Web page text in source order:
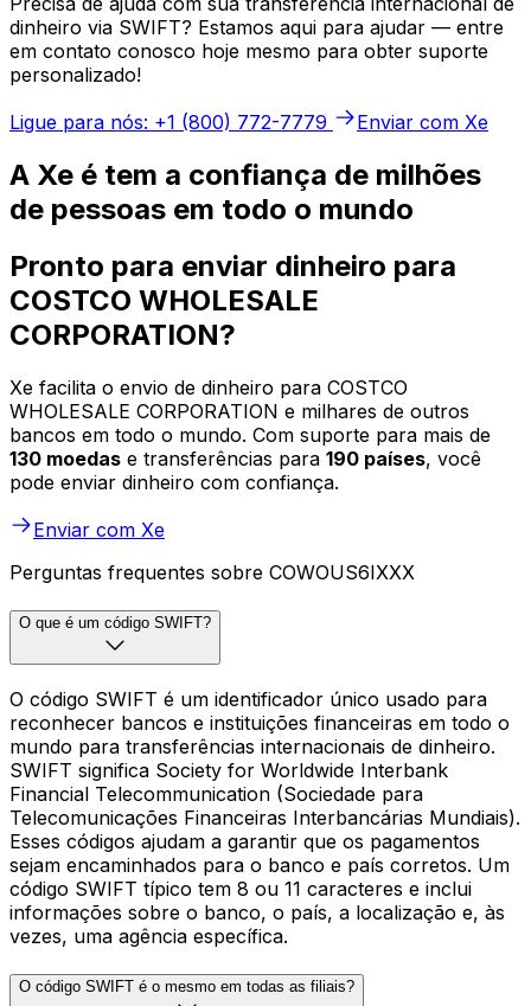
dinheiro via SWIFT? Estamos aqui para ajudar — entre
em contato conosco hoje mesmo para obter suporte
personalizado!
Ligue para nós: +1 (800) 772-7779
Enviar com Xe
A Xe é tem a confiança de milhões
de pessoas em todo o mundo
Pronto para enviar dinheiro para
COSTCO WHOLESALE
CORPORATION?
Xe facilita o envio de dinheiro para COSTCO
WHOLESALE CORPORATION e milhares de outros
bancos em todo o mundo. Com suporte para mais de
130 moedas e transferências para 190 países, você
pode enviar dinheiro com confiança.
Enviar com Xe
Perguntas frequentes sobre COWOUS6IXXX
O que é um código SWIFT?
O código SWIFT é um identificador único usado para
reconhecer bancos e instituições financeiras em todo o
mundo para transferências internacionais de dinheiro.
SWIFT significa Society for Worldwide Interbank
Financial Telecommunication (Sociedade para
Telecomunicações Financeiras Interbancárias Mundiais).
Esses códigos ajudam a garantir que os pagamentos
sejam encaminhados para o banco e país corretos. Um
código SWIFT típico tem 8 ou 11 caracteres e inclui
informações sobre o banco, o país, a localização e, às
vezes, uma agência específica.
O código SWIFT é o mesmo em todas as filiais?